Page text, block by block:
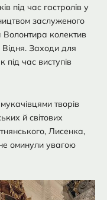
під час гастролів у
заслуженого
Волонтира колектив
Заходи для
під час виступів
творів
й світових
Лисенка,
оминули увагою